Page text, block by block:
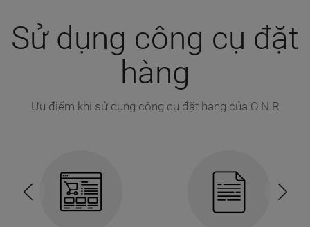
Sử dụng công cụ đặt
hàng
Ưu điểm khi sử dụng công cụ đặt hàng của O.N.R